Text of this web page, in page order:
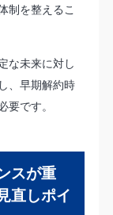
制を整えるこ
な未来に対し
、早期解約時
です。
スが重
直しポイ